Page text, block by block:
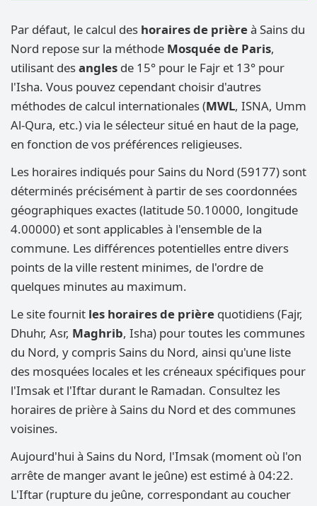
Par défaut, le calcul des horaires de prièreà Sains du
Nord repose sur la méthode Mosquée de Paris,
utilisant desangles de 15° pour le Fajr et 13° pour
l'Isha. Vous pouvez cependant choisir d'autres
méthodes de calcul internationales (MWL, ISNA, Umm
Al-Qura, etc.) via le sélecteur situé en haut de la page,
en fonction de vos préférences religieuses.
Les horaires indiqués pour Sains du Nord (59177) sont
déterminés précisément à partir de ses coordonnées
géographiques exactes (latitude 50.10000, longitude
4.00000) et sont applicables à l'ensemble de la
commune. Les différences potentielles entre divers
points de la ville restent minimes, de l'ordre de
quelques minutes au maximum.
Le site fournit les horaires de prière quotidiens (Fajr,
Dhuhr, Asr, Maghrib, Isha) pour toutes les communes
du Nord, y compris Sains du Nord, ainsi qu'une liste
des mosquées locales et les créneaux spécifiques pour
l'Imsak et l'Iftar durant le Ramadan. Consultez les
horaires de prière à Sains du Nord et des communes
voisines.
Aujourd'hui à Sains du Nord, l'Imsak (moment où l'on
arrête de manger avant le jeûne) est estimé à 04:22.
L'Iftar (rupture du jeûne, correspondant au coucher